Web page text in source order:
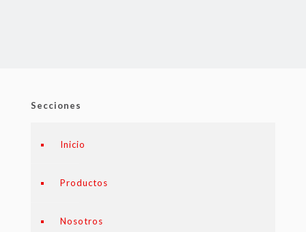
Secciones
Inicio
Productos
Nosotros